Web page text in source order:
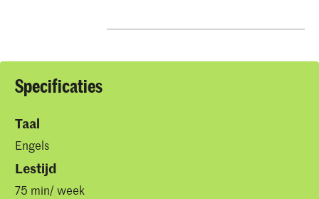
Specificaties
Taal
Engels
Lestijd
75 min/ week